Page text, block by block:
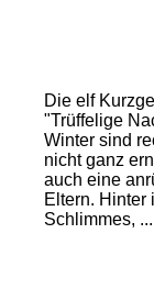
Die elf
"Trüffelige
Winter sind
nicht ganz
auch eine
Eltern.
Schlimmes, ...